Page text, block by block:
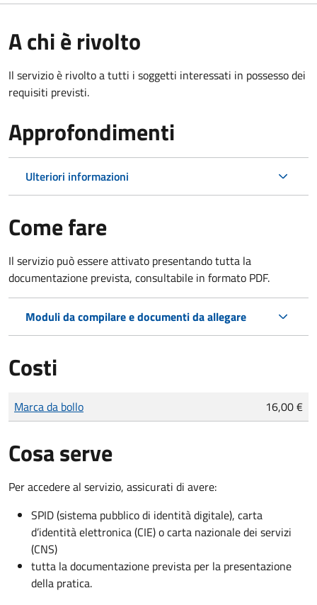
A chi è rivolto
Il servizio è rivolto a tutti i soggetti interessati in possesso dei
requisiti previsti.
Approfondimenti
Ulteriori informazioni
Come fare
Il servizio può essere attivato presentando tutta la
documentazione prevista, consultabile in formato PDF.
Moduli da compilare e documenti da allegare
Costi
Tipo di pagamento
Importo
Marca da bollo 16,00 €
Cosa serve
Per accedere al servizio, assicurati di avere:
SPID (sistema pubblico di identità digitale), carta
d’identità elettronica (CIE) o carta nazionale dei servizi
(CNS)
tutta la documentazione prevista per la presentazione
della pratica.